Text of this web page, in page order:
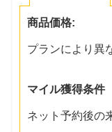
商品価格:
プランにより異
マイル獲得条件
ネット予約後の